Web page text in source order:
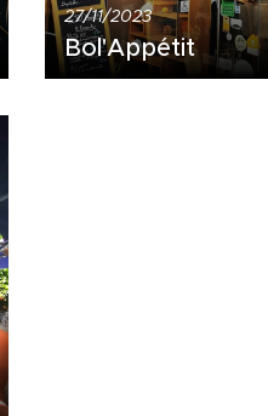
27/11/2023
Bol'Appétit